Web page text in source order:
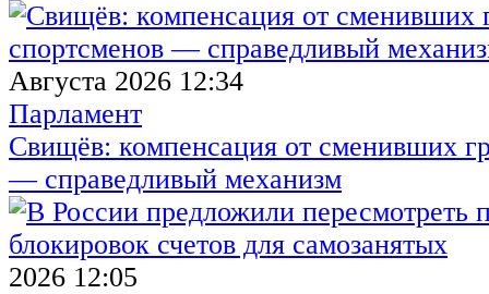
Августа 2026 12:34
Парламент
Свищёв: компенсация от сменивших
— справедливый механизм
2026 12:05